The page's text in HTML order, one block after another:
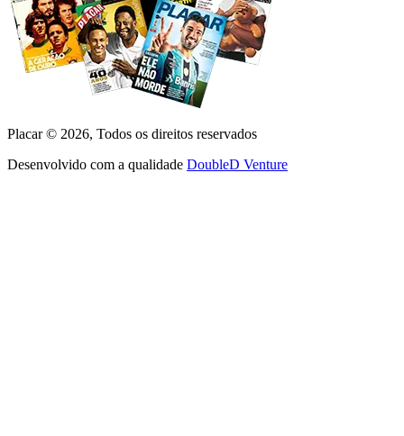
Placar © 2026, Todos os direitos reservados
Desenvolvido com a qualidade DoubleD Venture